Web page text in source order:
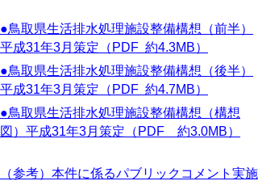
●鳥取県生活排水処理施設整備構想（前半）
平成31年3月策定（PDF 約4.3MB）
●鳥取県生活排水処理施設整備構想（後半）
平成31年3月策定（PDF 約4.7MB）
●鳥取県生活排水処理施設整備構想（構想
図）平成31年3月策定（PDF 約3.0MB）
（参考）本件に係るパブリックコメント実施